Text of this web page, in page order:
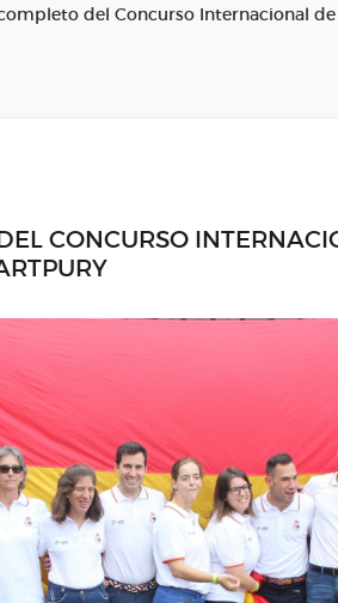
del Concurso Internacional
CONCURSO